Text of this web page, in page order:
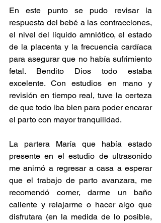
En este punto se pudo revisar la
respuesta del bebé a las contracciones,
el nivel del líquido amniótico, el estado
de la placenta y la frecuencia cardíaca
para asegurar que no había sufrimiento
fetal. Bendito Dios todo estaba
excelente. Con estudios en mano y
revisión en tiempo real, tuve la certeza
de que todo iba bien para poder encarar
el parto con mayor tranquilidad.
La partera María que había estado
presente en el estudio de ultrasonido
me animó a regresar a casa a esperar
que el trabajo de parto avanzara, me
recomendó comer, darme un baño
caliente y relajarme o hacer algo que
disfrutara (en la medida de lo posible,